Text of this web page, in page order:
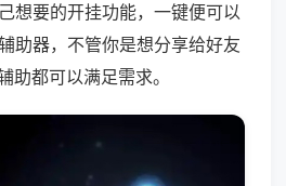
想要的开挂功能，一键便可以
助器，不管你是想分享给好友
助都可以满足需求。